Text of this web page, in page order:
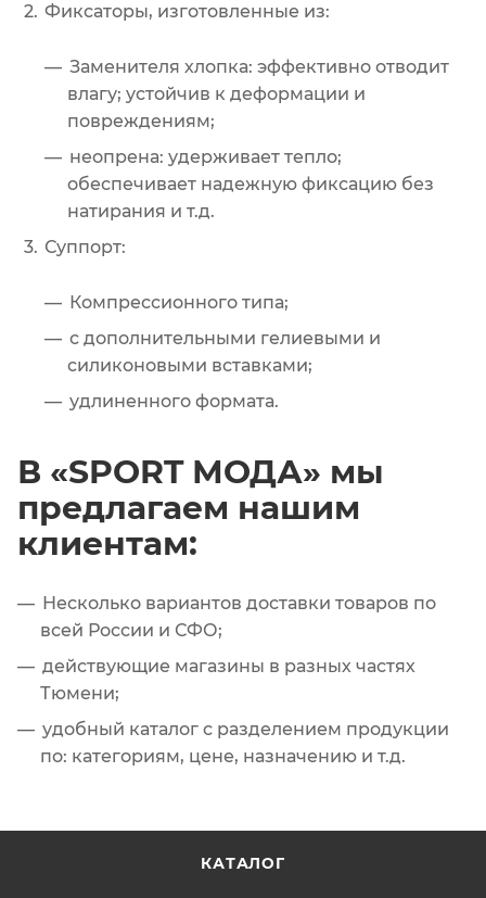
Фиксаторы, изготовленные из:
Заменителя хлопка: эффективно отводит
влагу; устойчив к деформации и
повреждениям;
неопрена: удерживает тепло;
обеспечивает надежную фиксацию без
натирания и т.д.
Суппорт:
Компрессионного типа;
с дополнительными гелиевыми и
силиконовыми вставками;
удлиненного формата.
В «SPORT МОДА» мы
предлагаем нашим
клиентам:
Несколько вариантов доставки товаров по
всей России и СФО;
действующие магазины в разных частях
Тюмени;
удобный каталог с разделением продукции
по: категориям, цене, назначению и т.д.
КАТАЛОГ